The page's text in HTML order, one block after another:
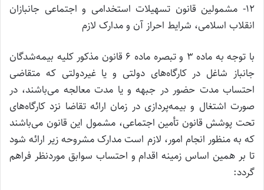
۱۲- مشمولین قانون تسهیلات استخدامی و اجتماعی جانبازان
انقلاب اسلامی، شرایط احراز آن و مدارک لازم
با توجه به ماده ۳ و تبصره ماده ۶ قانون مذکور کلیه بیمه‌شدگان
جانباز شاغل در کارگاه‌های دولتی و یا غیردولتی که متقاضی
احتساب مدت حضور در جبهه و یا مدت معالجه می‌باشند، در
صورت اشتغال و بیمه‌پردازی در زمان ارائه تقاضا نزد کارگاه‌های
تحت پوشش قانون تأمین اجتماعی، مشمول این قانون می‌باشند
که به منظور انجام امور، لازم است مدارک مشروحه زیر ارائه شود
تا بر همین اساس زمینه اقدام و احتساب سوابق موردنظر فراهم
گردد: